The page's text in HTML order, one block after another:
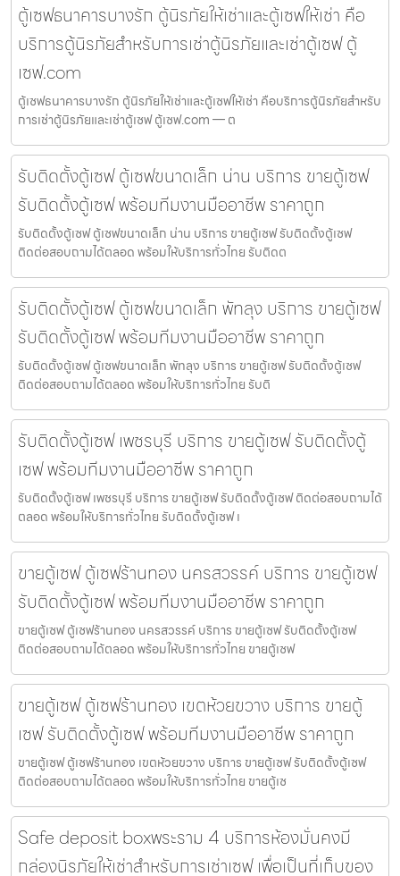
ตู้เซฟธนาคารบางรัก ตู้นิรภัยให้เช่าและตู้เซฟให้เช่า คือ
บริการตู้นิรภัยสำหรับการเช่าตู้นิรภัยและเช่าตู้เซฟ ตู้
เซฟ.com
ตู้เซฟธนาคารบางรัก ตู้นิรภัยให้เช่าและตู้เซฟให้เช่า คือบริการตู้นิรภัยสำหรับ
การเช่าตู้นิรภัยและเช่าตู้เซฟ ตู้เซฟ.com — ต
รับติดตั้งตู้เซฟ ตู้เซฟขนาดเล็ก น่าน บริการ ขายตู้เซฟ
รับติดตั้งตู้เซฟ พร้อมทีมงานมืออาชีพ ราคาถูก
รับติดตั้งตู้เซฟ ตู้เซฟขนาดเล็ก น่าน บริการ ขายตู้เซฟ รับติดตั้งตู้เซฟ
ติดต่อสอบถามได้ตลอด พร้อมให้บริการทั่วไทย รับติดต
รับติดตั้งตู้เซฟ ตู้เซฟขนาดเล็ก พัทลุง บริการ ขายตู้เซฟ
รับติดตั้งตู้เซฟ พร้อมทีมงานมืออาชีพ ราคาถูก
รับติดตั้งตู้เซฟ ตู้เซฟขนาดเล็ก พัทลุง บริการ ขายตู้เซฟ รับติดตั้งตู้เซฟ
ติดต่อสอบถามได้ตลอด พร้อมให้บริการทั่วไทย รับติ
รับติดตั้งตู้เซฟ เพชรบุรี บริการ ขายตู้เซฟ รับติดตั้งตู้
เซฟ พร้อมทีมงานมืออาชีพ ราคาถูก
รับติดตั้งตู้เซฟ เพชรบุรี บริการ ขายตู้เซฟ รับติดตั้งตู้เซฟ ติดต่อสอบถามได้
ตลอด พร้อมให้บริการทั่วไทย รับติดตั้งตู้เซฟ เ
ขายตู้เซฟ ตู้เซฟร้านทอง นครสวรรค์ บริการ ขายตู้เซฟ
รับติดตั้งตู้เซฟ พร้อมทีมงานมืออาชีพ ราคาถูก
ขายตู้เซฟ ตู้เซฟร้านทอง นครสวรรค์ บริการ ขายตู้เซฟ รับติดตั้งตู้เซฟ
ติดต่อสอบถามได้ตลอด พร้อมให้บริการทั่วไทย ขายตู้เซฟ
ขายตู้เซฟ ตู้เซฟร้านทอง เขตห้วยขวาง บริการ ขายตู้
เซฟ รับติดตั้งตู้เซฟ พร้อมทีมงานมืออาชีพ ราคาถูก
ขายตู้เซฟ ตู้เซฟร้านทอง เขตห้วยขวาง บริการ ขายตู้เซฟ รับติดตั้งตู้เซฟ
ติดต่อสอบถามได้ตลอด พร้อมให้บริการทั่วไทย ขายตู้เซ
Safe deposit boxพระราม 4 บริการห้องมั่นคงมี
กล่องนิรภัยให้เช่าสำหรับการเช่าเซฟ เพื่อเป็นที่เก็บของ